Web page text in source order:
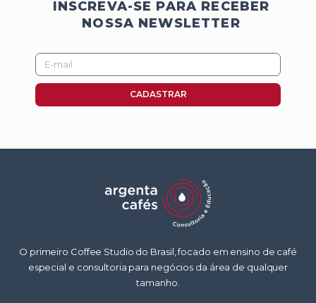
INSCREVA-SE PARA RECEBER
NOSSA NEWSLETTER
E-
mail
CADASTRAR
O primeiro Coffee Studio do Brasil, focado em ensino de café
especial e consultoria para negócios da área de qualquer
tamanho.